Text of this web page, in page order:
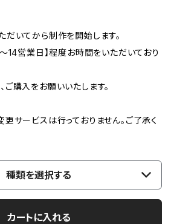
だいてから制作を開始します。
14営業日】程度お時間をいただいており
ご購入をお願いいたします。
サービスは行っておりません。ご了承く
種類を選択する
カートに入れる